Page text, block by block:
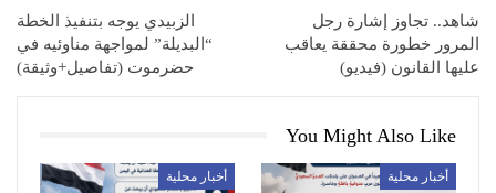
شاهد.. تجاوز إشارة رجل
المرور خطورة محققة يعاقب
عليها القانون (فيديو)
الزبيدي يوجه بتنفيذ الخطة
“البديلة” لمواجهة مناوئيه في
حضرموت (تفاصيل+وثيقة)
You Might Also Like
أخبار محلية أخبار محلية